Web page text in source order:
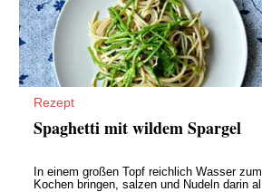
Rezept
Spaghetti mit wildem Spargel
In einem großen Topf reichlich Wasser zum
Kochen bringen, salzen und Nudeln darin al